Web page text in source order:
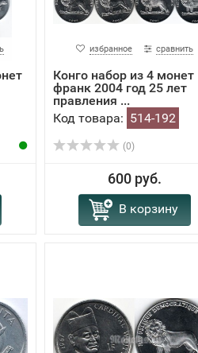
избранное сравнить
Конго набор из 4 монет
франк 2004 год 25 лет
правления ...
Код товара: 514-192
(0)
600 руб.
В корзину